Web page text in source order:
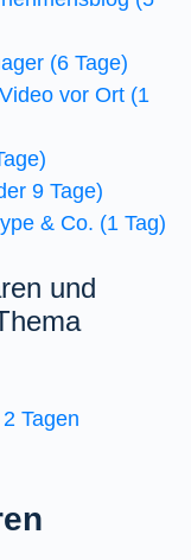
(6 Tage)
vor Ort (1
9 Tage)
& Co. (1 Tag)
und
Tagen